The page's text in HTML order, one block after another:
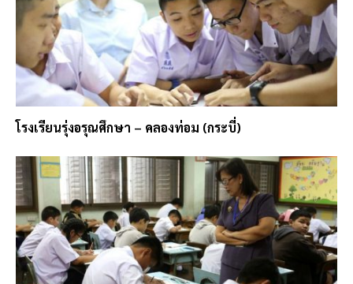
โรงเรียนรุ่งอรุณศึกษา – คลองท่อม (กระบี่)